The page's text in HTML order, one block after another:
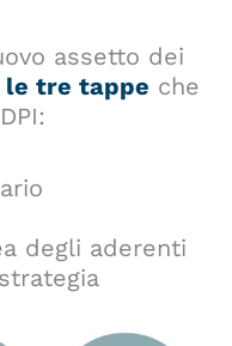
assetto dei
le tre tappe che
degli aderenti